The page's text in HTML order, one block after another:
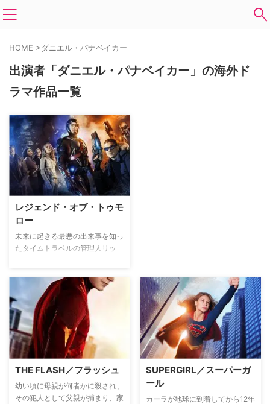
HOME >ダニエル・パナベイカー
出演者「ダニエル・パナベイカー」の海外ド
ラマ作品一覧
レジェンド・オブ・トゥモ
ロー
未来に起きる最悪の出来事を知っ
たタイムトラベルの管理人リッ
を集めた混成チームを結成。個性
豊かすぎる異色のチームが危機か
ら世界を救って《レジェンド》に
なるべく、様々な時代を飛び越え
て戦っていくSFアクション。
THE FLASH／フラッシュ
幼い頃に母親が何者かに殺され、
その犯人として父親が捕まり、家
SUPERGIRL／スーパーガ
ール
カーラが地球に到着してから12年